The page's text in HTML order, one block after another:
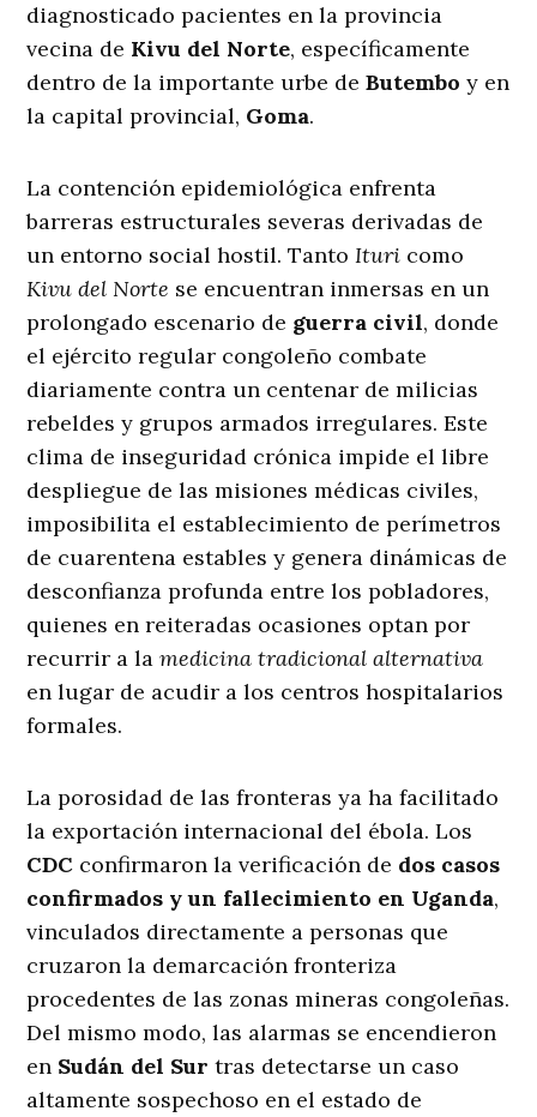
diagnosticado pacientes en la provincia
vecina de Kivu del Norte, específicamente
dentro de la importante urbe deButembo y en
la capital provincial, Goma.
La contención epidemiológica enfrenta
barreras estructurales severas derivadas de
un entorno social hostil. TantoIturi como
Kivu del Norte se encuentran inmersas en un
prolongado escenario de guerra civil, donde
el ejército regular congoleño combate
diariamente contra un centenar de milicias
rebeldes y grupos armados irregulares. Este
clima de inseguridad crónica impide el libre
despliegue de las misiones médicas civiles,
imposibilita el establecimiento de perímetros
de cuarentena estables y genera dinámicas de
desconfianza profunda entre los pobladores,
quienes en reiteradas ocasiones optan por
recurrir a lamedicina tradicional alternativa
en lugar de acudir a los centros hospitalarios
formales.
La porosidad de las fronteras ya ha facilitado
la exportación internacional del ébola. Los
CDC confirmaron la verificación de dos casos
confirmados y un fallecimiento en Uganda,
vinculados directamente a personas que
cruzaron la demarcación fronteriza
procedentes de las zonas mineras congoleñas.
Del mismo modo, las alarmas se encendieron
en Sudán del Sur tras detectarse un caso
altamente sospechoso en el estado de